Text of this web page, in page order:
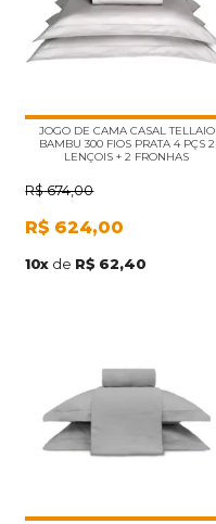
JOGO DE CAMA CASAL TELLAIO
BAMBU 300 FIOS PRATA 4 PÇS 2
LENÇOIS + 2 FRONHAS
R$ 674,00
R$ 624,00
10x de R$ 62,40